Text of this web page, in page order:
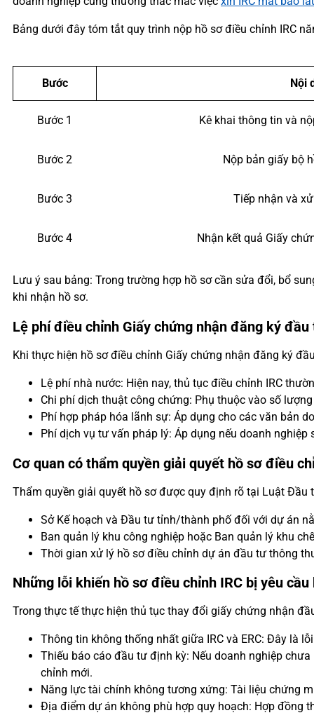
Bảng dưới đây tóm tắt quy trình nộp hồ sơ điều chỉnh IRC
Bước Nội
Bước 1 Kê khai thông tin và
Bước 2 Nộp bản giấy bộ
Bước 3 Tiếp nhận và
Bước 4 Nhận kết quả Giấy
Lưu ý sau bảng: Trong trường hợp hồ sơ cần sửa đổi, bổ
khi nhận hồ sơ.
Lệ phí điều chỉnh Giấy chứng nhận đăng ký đầu
Khi thực hiện hồ sơ điều chỉnh Giấy chứng nhận đăng ký
Lệ phí nhà nước: Hiện nay, thủ tục điều chỉnh IRC
Chi phí dịch thuật công chứng: Phụ thuộc vào số
Phí hợp pháp hóa lãnh sự: Áp dụng cho các văn bản
Phí dịch vụ tư vấn pháp lý: Áp dụng nếu doanh
Cơ quan có thẩm quyền giải quyết hồ sơ điều
Thẩm quyền giải quyết hồ sơ được quy định rõ tại Luật
Sở Kế hoạch và Đầu tư tỉnh/thành phố đối với dự án
Ban quản lý khu công nghiệp hoặc Ban quản lý khu
Thời gian xử lý hồ sơ điều chỉnh dự án đầu tư thông
Những lỗi khiến hồ sơ điều chỉnh IRC bị yêu
Trong thực tế thực hiện thủ tục thay đổi giấy chứng nhận
Thông tin không thống nhất giữa IRC và ERC: Đây là
Thiếu báo cáo đầu tư định kỳ: Nếu doanh nghiệp
chỉnh mới.
Năng lực tài chính không tương xứng: Tài liệu chứng
Địa điểm dự án không phù hợp quy hoạch: Hợp đồng